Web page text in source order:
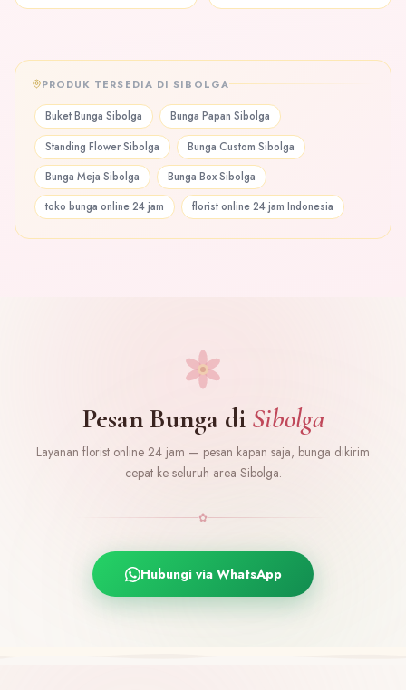
PRODUK TERSEDIA DI SIBOLGA
Buket Bunga Sibolga Bunga Papan Sibolga
Standing Flower Sibolga Bunga Custom Sibolga
Bunga Meja Sibolga Bunga Box Sibolga
toko bunga online 24 jam florist online 24 jam Indonesia
Pesan Bunga di Sibolga
Layanan florist online 24 jam — pesan kapan saja, bunga dikirim
cepat ke seluruh area Sibolga.
✿
Hubungi via WhatsApp